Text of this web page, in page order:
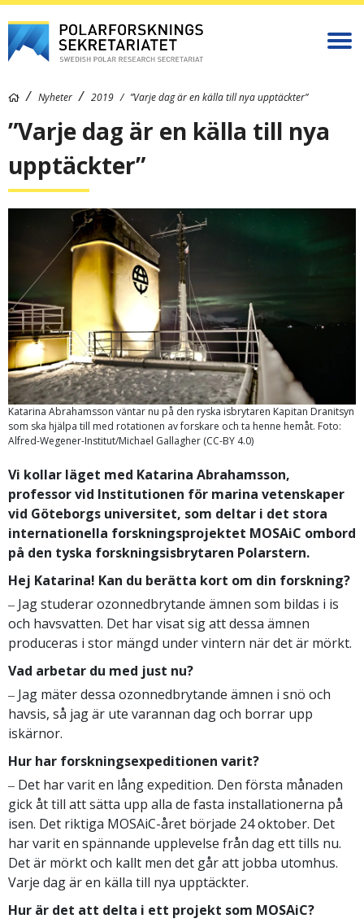
Nyheter 2019 ”Varje dag är en källa till nya upptäckter”
”Varje dag är en källa till nya
upptäckter”
Katarina Abrahamsson väntar nu på den ryska isbrytaren Kapitan Dranitsyn
som ska hjälpa till med rotationen av forskare och ta henne hemåt. Foto:
Alfred-Wegener-Institut/Michael Gallagher (CC-BY 4.0)
Vi kollar läget med Katarina Abrahamsson,
professor vid Institutionen för marina vetenskaper
vid Göteborgs universitet, som deltar i det stora
internationella forskningsprojektet MOSAiC ombord
på den tyska forskningsisbrytaren Polarstern.
Hej Katarina! Kan du berätta kort om din forskning?
‒ Jag studerar ozonnedbrytande ämnen som bildas i is
och havsvatten. Det har visat sig att dessa ämnen
produceras i stor mängd under vintern när det är mörkt.
Vad arbetar du med just nu?
‒ Jag mäter dessa ozonnedbrytande ämnen i snö och
havsis, så jag är ute varannan dag och borrar upp
iskärnor.
Hur har forskningsexpeditionen varit?
‒ Det har varit en lång expedition. Den första månaden
gick åt till att sätta upp alla de fasta installationerna på
isen. Det riktiga MOSAiC-året började 24 oktober. Det
har varit en spännande upplevelse från dag ett tills nu.
Det är mörkt och kallt men det går att jobba utomhus.
Varje dag är en källa till nya upptäckter.
Hur är det att delta i ett projekt som MOSAiC?